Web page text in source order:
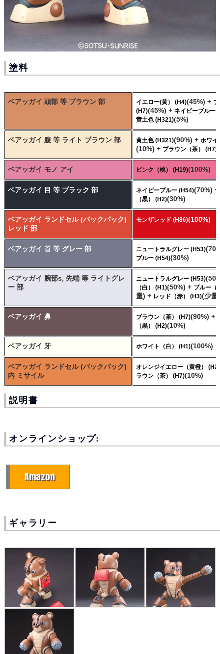
塗料
ベアッガイ 頭部 等 ブラウン 部 イエロー(黄） (H4)(45%) +
(H7)(45%) + ネイビーブルー
黄土色 (H321)(5%)
ベアッガイ 腹 等 ライト ブラウン 部 黄土色 (H321)(90%) + ホワイ
(10%) + ブラウン（茶） (H7)
ベアッガイ モノ アイ ピンク（桃） (H19)(100%)
ベアッガイ 目 等 ブラック 部 ネイビーブルー (H54)(70%) +
（黒） (H2)(30%)
ベアッガイ ランドセル (バックパック)
レッド 部
モンザレッド (H86)(100%)
ベアッガイ 首 等 グレー 部 ニュートラルグレー (H53)
ブルー (H54)(30%)
ベアッガイ 腕部s, 先端 等 ライトグレ
ー 部
ニュートラルグレー (H53)
（白） (H1)(50%) + ブルー（
量) + レッド（赤） (H3)(少量)
ベアッガイ 鼻 ブラウン（茶） (H7)(90%) +
（黒） (H2)(10%)
ベアッガイ 牙 ホワイト（白） (H1)(100%)
ベアッガイ ランドセル (バックパック)
内 ミサイル
オレンジイエロー（黄橙）
ラウン（茶） (H7)(10%)
説明書
オンラインショップ:
Amazon
ギャラリー